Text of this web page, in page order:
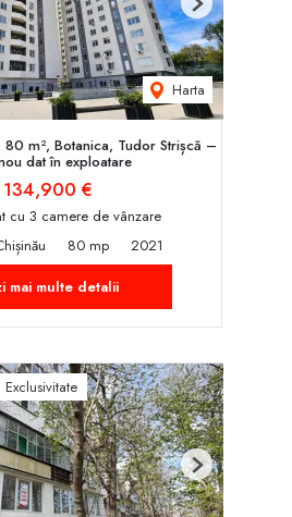
Harta
Next
80 m², Botanica, Tudor Strișcă –
dat în exploatare
134,900 €
cu 3 camere de vânzare
80 mp
2021
mai multe detalii
Exclusivitate
Next